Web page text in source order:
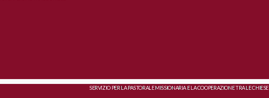
SERVIZIO PER LA PASTORALE MISSIONARIA E LA COOPERAZIONE TRA LE CHIESE